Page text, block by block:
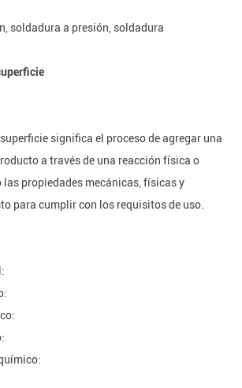
soldadura a presión, soldadura
significa el proceso de agregar una
a través de una reacción física o
propiedades mecánicas, físicas y
para cumplir con los requisitos de uso.